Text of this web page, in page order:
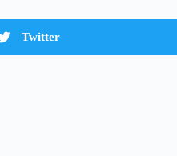
Twitter